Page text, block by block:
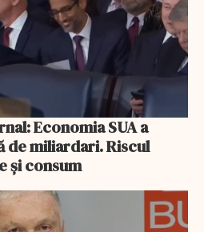
Economia SUA a
de miliardari. Riscul
și consum